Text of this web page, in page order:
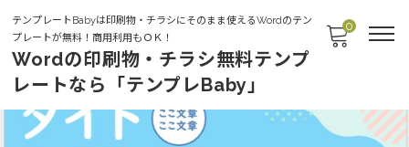
テンプレートBabyは印刷物・チラシにそのまま使えるWordのテン
プレートが無料！商用利用もＯＫ！
Wordの印刷物・チラシ無料テンプ
レートなら「テンプレBaby」
0